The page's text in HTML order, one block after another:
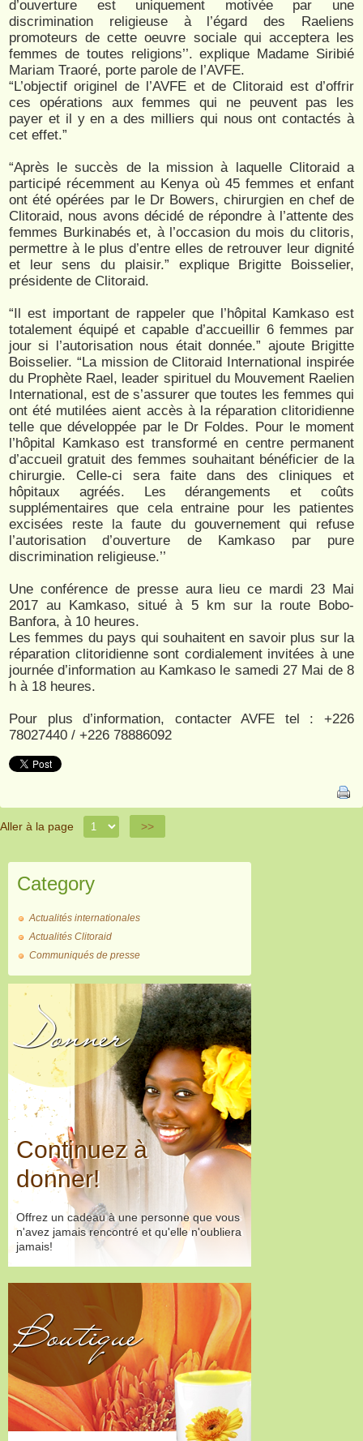
d’ouverture est uniquement motivée par une
discrimination religieuse à l’égard des Raeliens
promoteurs de cette oeuvre sociale qui acceptera les
femmes de toutes religions’’. explique Madame Siribié
Mariam Traoré, porte parole de l’AVFE.
“L’objectif originel de l’AVFE et de Clitoraid est d’offrir
ces opérations aux femmes qui ne peuvent pas les
payer et il y en a des milliers qui nous ont contactés à
cet effet.”
“Après le succès de la mission à laquelle Clitoraid a
participé récemment au Kenya où 45 femmes et enfant
ont été opérées par le Dr Bowers, chirurgien en chef de
Clitoraid, nous avons décidé de répondre à l’attente des
femmes Burkinabés et, à l’occasion du mois du clitoris,
permettre à le plus d’entre elles de retrouver leur dignité
et leur sens du plaisir.” explique Brigitte Boisselier,
présidente de Clitoraid.
“Il est important de rappeler que l’hôpital Kamkaso est
totalement équipé et capable d’accueillir 6 femmes par
jour si l’autorisation nous était donnée.” ajoute Brigitte
Boisselier. “La mission de Clitoraid International inspirée
du Prophète Rael, leader spirituel du Mouvement Raelien
International, est de s’assurer que toutes les femmes qui
ont été mutilées aient accès à la réparation clitoridienne
telle que développée par le Dr Foldes. Pour le moment
l’hôpital Kamkaso est transformé en centre permanent
d’accueil gratuit des femmes souhaitant bénéficier de la
chirurgie. Celle-ci sera faite dans des cliniques et
hôpitaux agréés. Les dérangements et coûts
supplémentaires que cela entraine pour les patientes
excisées reste la faute du gouvernement qui refuse
l’autorisation d’ouverture de Kamkaso par pure
discrimination religieuse.’’
Une conférence de presse aura lieu ce mardi 23 Mai
2017 au Kamkaso, situé à 5 km sur la route Bobo-
Banfora, à 10 heures.
Les femmes du pays qui souhaitent en savoir plus sur la
réparation clitoridienne sont cordialement invitées à une
journée d’information au Kamkaso le samedi 27 Mai de 8
h à 18 heures.
Pour plus d’information, contacter AVFE tel : +226
78027440 / +226 78886092
Aller à la page >>
Category
Actualités internationales
Actualités Clitoraid
Communiqués de presse
Donner
Continuez à
donner!
Offrez un cadeau à une personne que vous
n'avez jamais rencontré et qu'elle n'oubliera
jamais!
Boutique